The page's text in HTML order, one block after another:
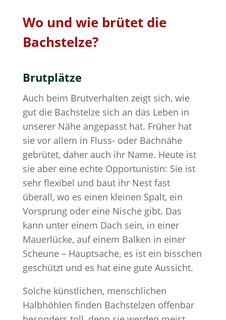
Wo und wie brütet die
Bachstelze?
Brutplätze
Auch beim Brutverhalten zeigt sich, wie
gut die Bachstelze sich an das Leben in
unserer Nähe angepasst hat. Früher hat
sie vor allem in Fluss- oder Bachnähe
gebrütet, daher auch ihr Name. Heute ist
sie aber eine echte Opportunistin: Sie ist
sehr flexibel und baut ihr Nest fast
überall, wo es einen kleinen Spalt, ein
Vorsprung oder eine Nische gibt. Das
kann unter einem Dach sein, in einer
Mauerlücke, auf einem Balken in einer
Scheune – Hauptsache, es ist ein bisschen
geschützt und es hat eine gute Aussicht.
Solche künstlichen, menschlichen
Halbhöhlen finden Bachstelzen offenbar